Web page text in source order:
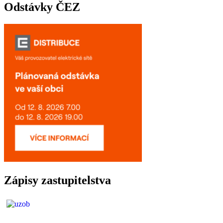
Odstávky ČEZ
Zápisy zastupitelstva